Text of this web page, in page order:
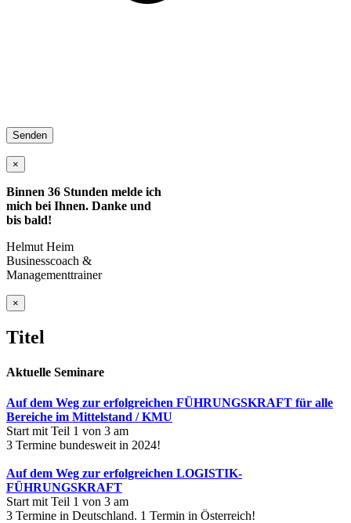
×
Binnen 36 Stunden melde ich
mich bei Ihnen. Danke und
bis bald!
Helmut Heim
Businesscoach &
Managementtrainer
Close
product
view
×
Titel
Aktuelle Seminare
Auf dem Weg zur erfolgreichen FÜHRUNGSKRAFT für alle
Bereiche im Mittelstand / KMU
Start mit Teil 1 von 3 am
3 Termine bundesweit in 2024!
Auf dem Weg zur erfolgreichen LOGISTIK-
FÜHRUNGSKRAFT
Start mit Teil 1 von 3 am
3 Termine in Deutschland. 1 Termin in Österreich!